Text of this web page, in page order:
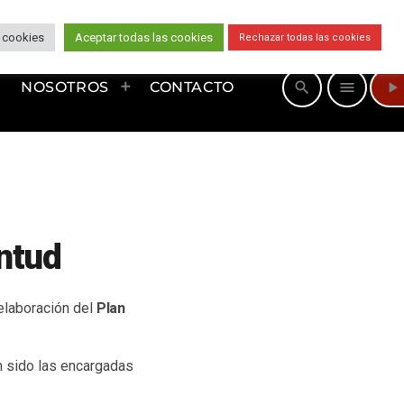
NOSOTROS CONTACTO search menu play_arrow
del Plan
sido las encargadas
cookies Aceptar todas las cookies Rechazar todas las cookies